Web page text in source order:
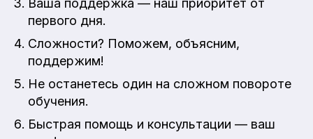
Ваша поддержка — наш приоритет от
первого дня.
Сложности? Поможем, объясним,
поддержим!
Не останетесь один на сложном повороте
обучения.
Быстрая помощь и консультации — ваш